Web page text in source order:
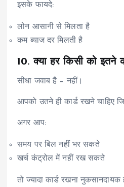
इसके फायदे:
लोन आसानी से मिलता है
कम ब्याज दर मिलती है
10. क्या हर किसी को इतने
सीधा जवाब है – नहीं।
आपको उतने ही कार्ड रखने चाहिए
अगर आप:
समय पर बिल नहीं भर सकते
खर्च कंट्रोल में नहीं रख सकते
तो ज्यादा कार्ड रखना